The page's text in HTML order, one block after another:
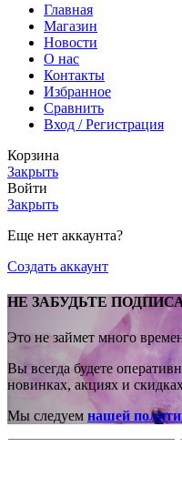
Главная
Магазин
Новости
O нас
Контакты
Избранное
Сравнить
Вход / Регистрация
Корзина
Закрыть
Войти
Закрыть
Еще нет аккаунта?
Создать аккаунт
НЕ ЗАБУДЬТЕ
Это не займет много
Вы всегда будете
новинках, акциях и
Мы следуем нашей